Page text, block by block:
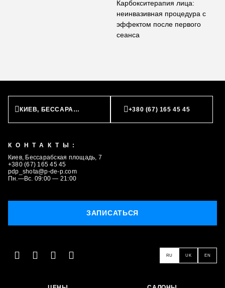
Карбокситерапия лица:
неинвазивная процедура с
эффектом после первого
сеанса
КИЕВ, БЕССАРАБСКАЯ ПЛОЩАДЬ, 7+380 (67) 165 45 45
КОНТАКТЫ:
Киев, Бессарабская площадь, 7
+380 (67) 165 45 45
pdp_shota@p-de-p.com
Пн.—Вс. 09:00 — 21:00
ЗАПИСАТЬСЯ
RU UK EN